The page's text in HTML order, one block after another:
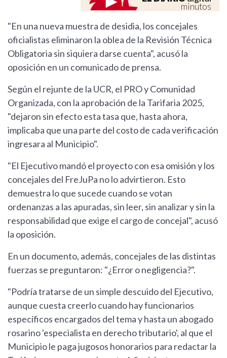
minutos
"En una nueva muestra de desidia, los concejales
oficialistas eliminaron la oblea de la Revisión Técnica
Obligatoria sin siquiera darse cuenta", acusó la
oposición en un comunicado de prensa.
Según el rejunte de la UCR, el PRO y Comunidad
Organizada, con la aprobación de la Tarifaria 2025,
"dejaron sin efecto esta tasa que, hasta ahora,
implicaba que una parte del costo de cada verificación
ingresara al Municipio".
"El Ejecutivo mandó el proyecto con esa omisión y los
concejales del FreJuPa no lo advirtieron. Esto
demuestra lo que sucede cuando se votan
ordenanzas a las apuradas, sin leer, sin analizar y sin la
responsabilidad que exige el cargo de concejal", acusó
la oposición.
En un documento, además, concejales de las distintas
fuerzas se preguntaron: "¿Error o negligencia?".
"Podría tratarse de un simple descuido del Ejecutivo,
aunque cuesta creerlo cuando hay funcionarios
específicos encargados del tema y hasta un abogado
rosarino 'especialista en derecho tributario', al que el
Municipio le paga jugosos honorarios para redactar la